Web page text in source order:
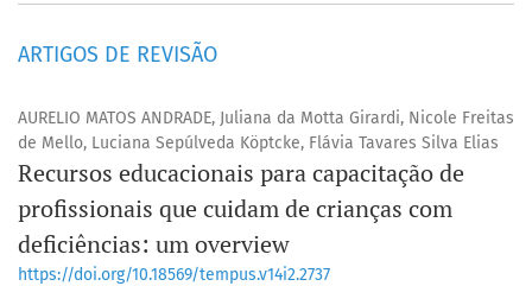
ARTIGOS DE REVISÃO
AURELIO MATOS ANDRADE, Juliana da Motta Girardi, Nicole Freitas
de Mello, Luciana Sepúlveda Köptcke, Flávia Tavares Silva Elias
Recursos educacionais para capacitação de
profissionais que cuidam de crianças com
deficiências: um overview
https://doi.org/10.18569/tempus.v14i2.2737